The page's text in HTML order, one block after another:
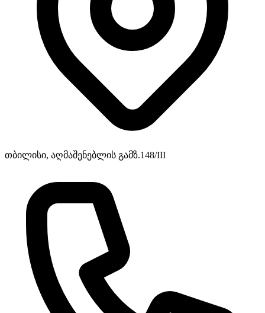
თბილისი, აღმაშენებლის გამზ.148/III